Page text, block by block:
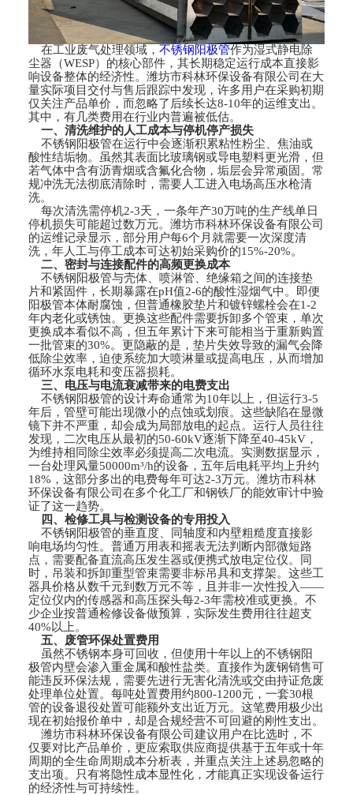
在工业废气处理领域，不锈钢阳极管作为湿式静电除
尘器（WESP）的核心部件，其长期稳定运行成本直接影
响设备整体的经济性。潍坊市科林环保设备有限公司在大
量实际项目交付与售后跟踪中发现，许多用户在采购初期
仅关注产品单价，而忽略了后续长达8-10年的运维支出。
其中，有几类费用在行业内普遍被低估。
一、清洗维护的人工成本与停机停产损失
不锈钢阳极管在运行中会逐渐积累粘性粉尘、焦油或
酸性结垢物。虽然其表面比玻璃钢或导电塑料更光滑，但
若气体中含有沥青烟或含氟化合物，垢层会异常顽固。常
规冲洗无法彻底清除时，需要人工进入电场高压水枪清
洗。
每次清洗需停机2-3天，一条年产30万吨的生产线单日
停机损失可能超过数万元。潍坊市科林环保设备有限公司
的运维记录显示，部分用户每6个月就需要一次深度清
洗，年人工与停工成本可达初始采购价的15%-20%。
二、密封与连接配件的高频更换成本
不锈钢阳极管与壳体、喷淋管、绝缘箱之间的连接垫
片和紧固件，长期暴露在pH值2-6的酸性湿烟气中。即便
阳极管本体耐腐蚀，但普通橡胶垫片和镀锌螺栓会在1-2
年内老化或锈蚀。更换这些配件需要拆卸多个管束，单次
更换成本看似不高，但五年累计下来可能相当于重新购置
一批管束的30%。更隐蔽的是，垫片失效导致的漏气会降
低除尘效率，迫使系统加大喷淋量或提高电压，从而增加
循环水泵电耗和变压器损耗。
三、电压与电流衰减带来的电费支出
不锈钢阳极管的设计寿命通常为10年以上，但运行3-5
年后，管壁可能出现微小的点蚀或划痕。这些缺陷在显微
镜下并不严重，却会成为局部放电的起点。运行人员往往
发现，二次电压从最初的50-60kV逐渐下降至40-45kV，
为维持相同除尘效率必须提高二次电流。实测数据显示，
一台处理风量50000m³/h的设备，五年后电耗平均上升约
18%，这部分多出的电费每年可达2-3万元。潍坊市科林
环保设备有限公司在多个化工厂和钢铁厂的能效审计中验
证了这一趋势。
四、检修工具与检测设备的专用投入
不锈钢阳极管的垂直度、同轴度和内壁粗糙度直接影
响电场均匀性。普通万用表和摇表无法判断内部微短路
点，需要配备直流高压发生器或便携式放电定位仪。同
时，吊装和拆卸重型管束需要非标吊具和支撑架。这些工
器具价格从数千元到数万元不等，且并非一次性投入——
定位仪内的传感器和高压探头每2-3年需校准或更换。不
少企业按普通检修设备做预算，实际发生费用往往超支
40%以上。
五、废管环保处置费用
虽然不锈钢本身可回收，但使用十年以上的不锈钢阳
极管内壁会渗入重金属和酸性盐类。直接作为废钢销售可
能违反环保法规，需要先进行无害化清洗或交由持证危废
处理单位处置。每吨处置费用约800-1200元，一套30根
管的设备退役处置可能额外支出近万元。这笔费用极少出
现在初始报价单中，却是合规经营不可回避的刚性支出。
潍坊市科林环保设备有限公司建议用户在比选时，不
仅要对比产品单价，更应索取供应商提供基于五年或十年
周期的全生命周期成本分析表，并重点关注上述易忽略的
支出项。只有将隐性成本显性化，才能真正实现设备运行
的经济性与可持续性。